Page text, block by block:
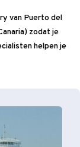
van Puerto del
zodat je
helpen je